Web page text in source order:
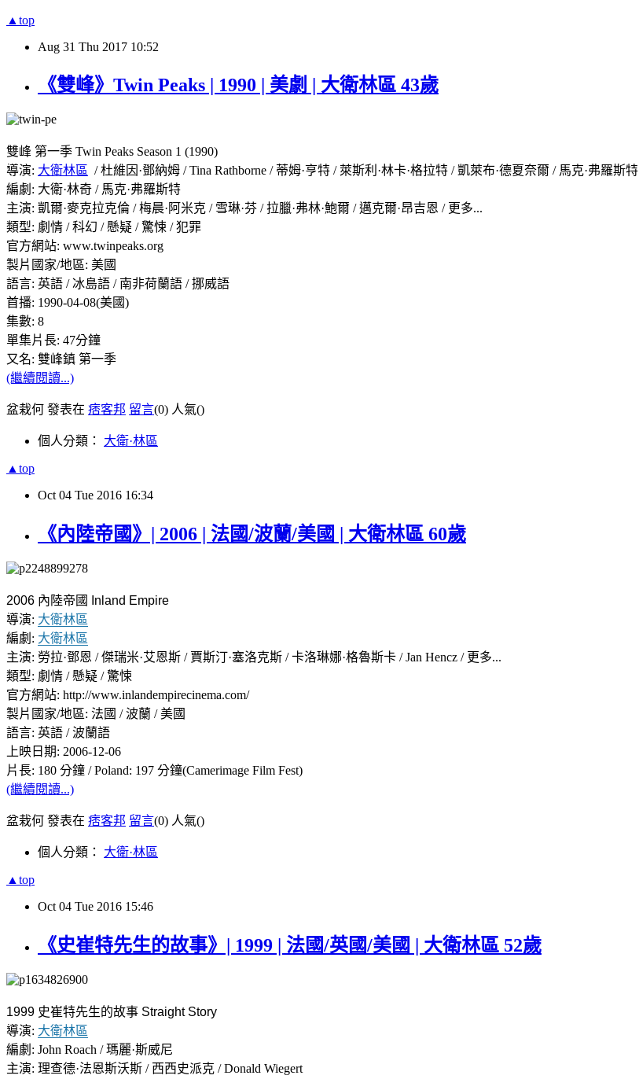
▲top
Aug 31 Thu 2017 10:52
《雙峰》Twin Peaks | 1990 | 美劇 | 大衛林區 43歲
雙峰 第一季 Twin Peaks Season 1 (1990)
導演: 大衛林區 / 杜維因·鄧納姆 / Tina Rathborne / 蒂姆·亨特 / 萊斯利·林卡·格拉特 / 凱萊布·德夏奈爾 / 馬克·弗羅斯特
編劇: 大衛·林奇 / 馬克·弗羅斯特
主演: 凱爾·麥克拉克倫 / 梅晨·阿米克 / 雪琳·芬 / 拉臘·弗林·鮑爾 / 邁克爾·昂吉恩 / 更多...
類型: 劇情 / 科幻 / 懸疑 / 驚悚 / 犯罪
官方網站: www.twinpeaks.org
製片國家/地區: 美國
語言: 英語 / 冰島語 / 南非荷蘭語 / 挪威語
首播: 1990-04-08(美國)
集數: 8
單集片長: 47分鐘
又名: 雙峰鎮 第一季
(繼續閱讀...)
盆栽何 發表在 痞客邦 留言(0) 人氣()
個人分類： 大衛·林區
▲top
Oct 04 Tue 2016 16:34
《內陸帝國》| 2006 | 法國/波蘭/美國 | 大衛林區 60歲
2006 內陸帝國 Inland Empire
導演: 大衛林區
編劇: 大衛林區
主演: 勞拉·鄧恩 / 傑瑞米·艾恩斯 / 賈斯汀·塞洛克斯 / 卡洛琳娜·格魯斯卡 / Jan Hencz / 更多...
類型: 劇情 / 懸疑 / 驚悚
官方網站: http://www.inlandempirecinema.com/
製片國家/地區: 法國 / 波蘭 / 美國
語言: 英語 / 波蘭語
上映日期: 2006-12-06
片長: 180 分鐘 / Poland: 197 分鐘(Camerimage Film Fest)
(繼續閱讀...)
盆栽何 發表在 痞客邦 留言(0) 人氣()
個人分類： 大衛·林區
▲top
Oct 04 Tue 2016 15:46
《史崔特先生的故事》| 1999 | 法國/英國/美國 | 大衛林區 52歲
1999 史崔特先生的故事 Straight Story
導演: 大衛林區
編劇: John Roach / 瑪麗·斯威尼
主演: 理查德·法恩斯沃斯 / 西西史派克 / Donald Wiegert